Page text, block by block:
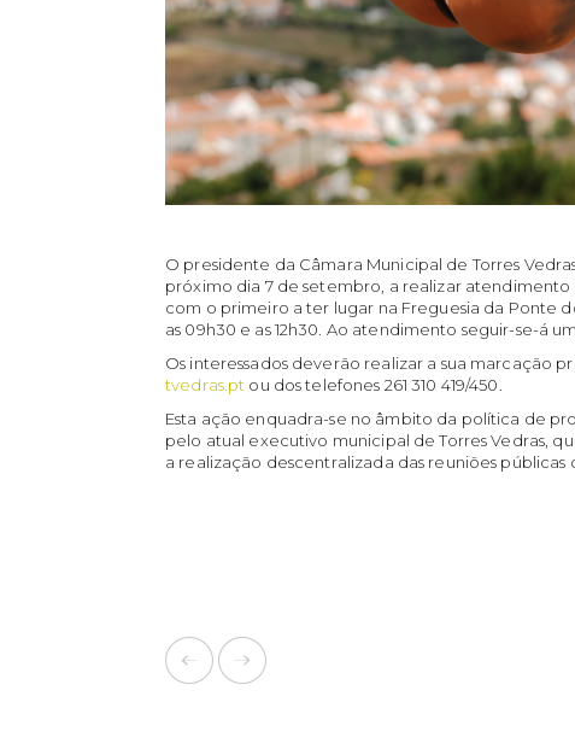
O presidente da Câmara Municipal de Torres
próximo dia 7 de setembro, a realizar atendimento
com o primeiro a ter lugar na Freguesia da Ponte
as 09h30 e as 12h30. Ao atendimento seguir-se-á
Os interessados deverão realizar a sua marcação
tvedras.pt ou dos telefones 261 310 419/450.
Esta ação enquadra-se no âmbito da política de
pelo atual executivo municipal de Torres Vedras,
a realização descentralizada das reuniões públicas